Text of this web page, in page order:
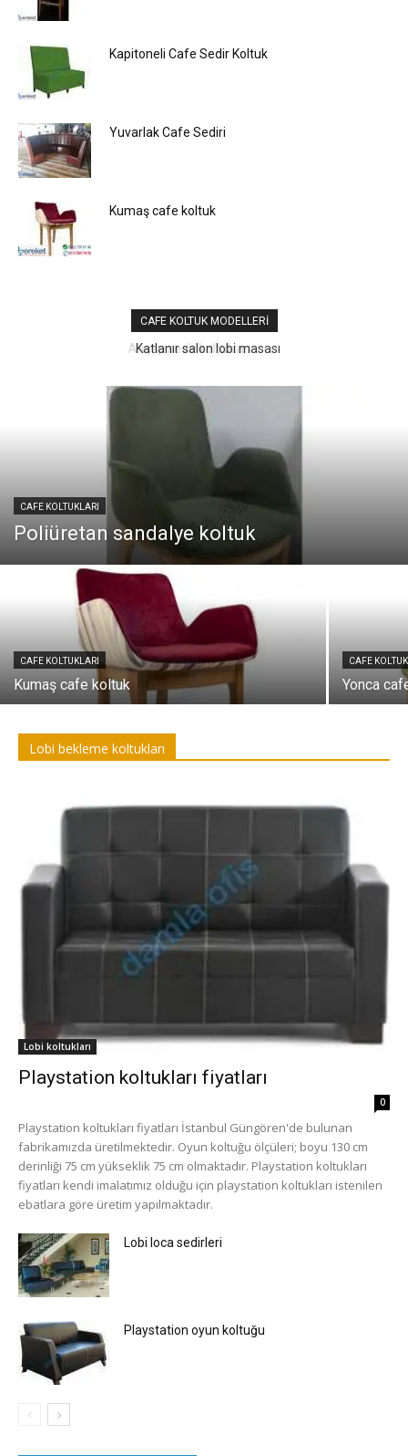
Kapitoneli Cafe Sedir Koltuk
Yuvarlak Cafe Sediri
Kumaş cafe koltuk
CAFE KOLTUK MODELLERI
Katlanır salon lobi masası
CAFE KOLTUKLARI
Poliüretan sandalye koltuk
CAFE KOLTUKLARI
Kumaş cafe koltuk
CAFE
Yonca
Lobi bekleme koltukları
Lobi koltukları
Playstation koltukları fiyatları
0
Playstation koltukları fiyatları İstanbul Güngören'de bulunan
fabrikamızda üretilmektedir. Oyun koltuğu ölçüleri; boyu 130 cm
derinliği 75 cm yükseklik 75 cm olmaktadır. Playstation koltukları
fiyatları kendi imalatımız olduğu için playstation koltukları istenilen
ebatlara göre üretim yapılmaktadır.
Lobi loca sedirleri
Playstation oyun koltuğu